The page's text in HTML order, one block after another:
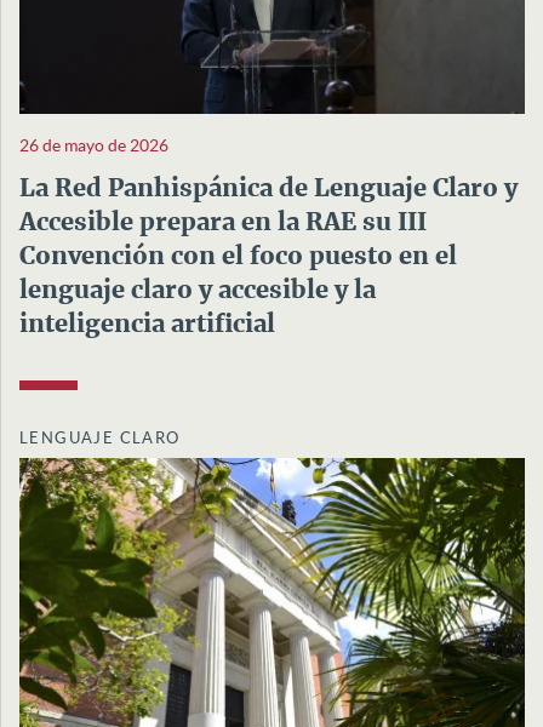
26 de mayo de 2026
La Red Panhispánica de Lenguaje Claro y
Accesible prepara en la RAE su III
Convención con el foco puesto en el
lenguaje claro y accesible y la
inteligencia artificial
LENGUAJE CLARO